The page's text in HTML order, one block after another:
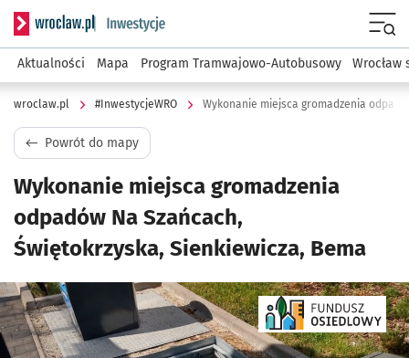
Serwis informacyjny wroclaw.pl podserwis:
Aktualności Mapa Program Tramwajowo-Autobusowy Wrocław
wroclaw.pl #InwestycjeWRO
Powrót do mapy
Wykonanie miejsca gromadzenia
odpadów Na Szańcach,
Świętokrzyska, Sienkiewicza, Bema
Kliknij, aby powiększyć